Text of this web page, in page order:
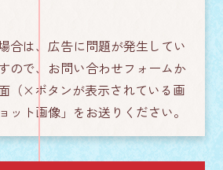
合は、広告に問題が発生してい
ので、お問い合わせフォームか
（×ボタンが表示されている画
ット画像」をお送りください。